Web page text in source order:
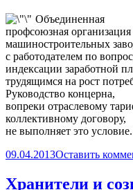
Объединенная
профсоюзная
машиностроительных
с работодателем по
индексации заработной
трудящимся на рост
Руководство концерна,
вопреки отраслевому
коллективному договору,
не выполняет это условие.
09.04.2013Оставить
Хранители и